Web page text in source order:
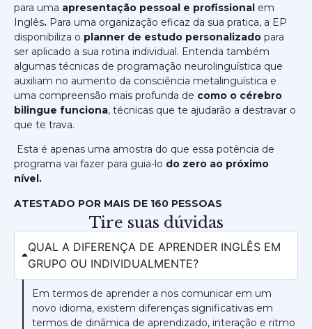
para uma apresentação pessoal e profissional em
Inglês. Para uma organização eficaz da sua pratica, a EP
disponibiliza o planner de estudo personalizado para
ser aplicado a sua rotina individual. Entenda também
algumas técnicas de programação neurolinguística que
auxiliam no aumento da consciência metalinguística e
uma compreensão mais profunda de como o cérebro
bilingue funciona, técnicas que te ajudarão a destravar o
que te trava.
Esta é apenas uma amostra do que essa potência de
programa vai fazer para guia-lo do zero ao próximo
nível.
ATESTADO POR MAIS DE 160 PESSOAS
Tire suas dúvidas
QUAL A DIFERENÇA DE APRENDER INGLÊS EM
GRUPO OU INDIVIDUALMENTE?
Em termos de aprender a nos comunicar em um
novo idioma, existem diferenças significativas em
termos de dinâmica de aprendizado, interação e ritmo